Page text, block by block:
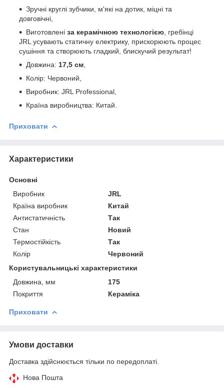
Зручні круглі зубчики, м'які на дотик, міцні та
довговічні,
Виготовлені за керамічною технологією , гребінці
JRL усувають статичну електрику, прискорюють процес
сушіння та створюють гладкий, блискучий результат!
Довжина: 17,5 см
Колір: Червоний,
Виробник: JRL Professional,
Країна виробництва: Китай.
Приховати
Характеристики
Основні
Виробник
JRL
Країна виробник
Китай
Антистатичність
Так
Стан
Новий
Термостійкість
Так
Колір
Червоний
Користувальницькі характеристики
Довжина, мм
175
Покриття
Кераміка
Приховати
Умови доставки
Доставка здійснюється тільки по передоплаті.
Нова Пошта